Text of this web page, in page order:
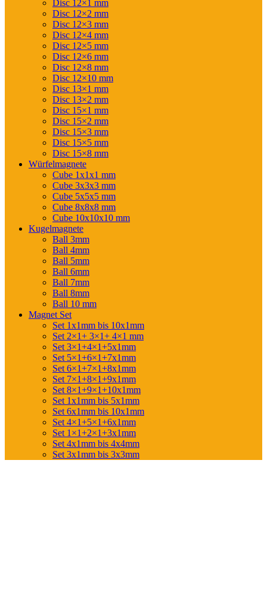
Disc 12×1 mm
Disc 12×2 mm
Disc 12×3 mm
Disc 12×4 mm
Disc 12×5 mm
Disc 12×6 mm
Disc 12×8 mm
Disc 12×10 mm
Disc 13×1 mm
Disc 13×2 mm
Disc 15×1 mm
Disc 15×2 mm
Disc 15×3 mm
Disc 15×5 mm
Disc 15×8 mm
Würfelmagnete
Cube 1x1x1 mm
Cube 3x3x3 mm
Cube 5x5x5 mm
Cube 8x8x8 mm
Cube 10x10x10 mm
Kugelmagnete
Ball 3mm
Ball 4mm
Ball 5mm
Ball 6mm
Ball 7mm
Ball 8mm
Ball 10 mm
Magnet Set
Set 1x1mm bis 10x1mm
Set 2×1+ 3×1+ 4×1 mm
Set 3×1+4×1+5x1mm
Set 5×1+6×1+7x1mm
Set 6×1+7×1+8x1mm
Set 7×1+8×1+9x1mm
Set 8×1+9×1+10x1mm
Set 1x1mm bis 5x1mm
Set 6x1mm bis 10x1mm
Set 4×1+5×1+6x1mm
Set 1×1+2×1+3x1mm
Set 4x1mm bis 4x4mm
Set 3x1mm bis 3x3mm